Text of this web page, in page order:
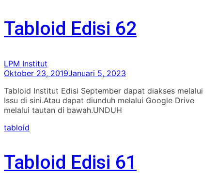
Tabloid Edisi 62
LPM Institut
Oktober 23, 2019Januari 5, 2023
Tabloid Institut Edisi September dapat diakses melalui
Issu di sini.Atau dapat diunduh melalui Google Drive
melalui tautan di bawah.UNDUH
tabloid
Tabloid Edisi 61